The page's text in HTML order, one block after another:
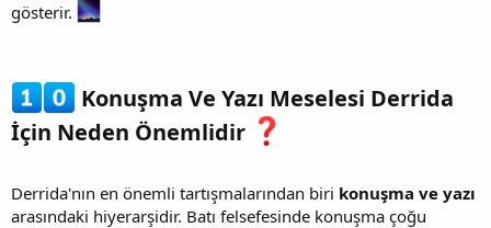
gösterir.
Konuşma Ve Yazı Meselesi Derrida
İçin Neden Önemlidir
Derrida'nın en önemli tartışmalarından biri konuşma ve yazı
arasındaki hiyerarşidir. Batı felsefesinde konuşma çoğu